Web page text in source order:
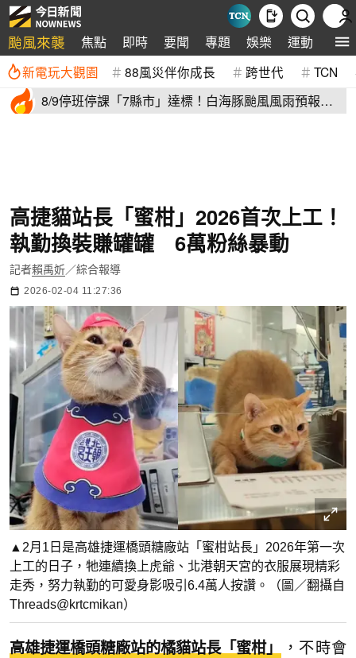
颱風來襲 焦點 即時 要聞 專題 娛樂 運動 全球
新電玩大觀園 88風災伴你成長 跨世代 TCN
8/9停班停課「7縣市」達標！白海豚颱風風雨預報
高捷貓站長「蜜柑」2026首次上工！
執勤換裝賺罐罐 6萬粉絲暴動
記者賴禹妡／綜合報導
2026-02-04 11:27:36
▲2月1日是高雄捷運橋頭糖廠站「蜜柑站長」2026年第一次
上工的日子，牠連續換上虎爺、北港朝天宮的衣服展現精彩
走秀，努力執勤的可愛身影吸引6.4萬人按讚。（圖／翻攝自
Threads@krtcmikan）
高雄捷運橋頭糖廠站的橘貓站長「蜜柑」
，不時會